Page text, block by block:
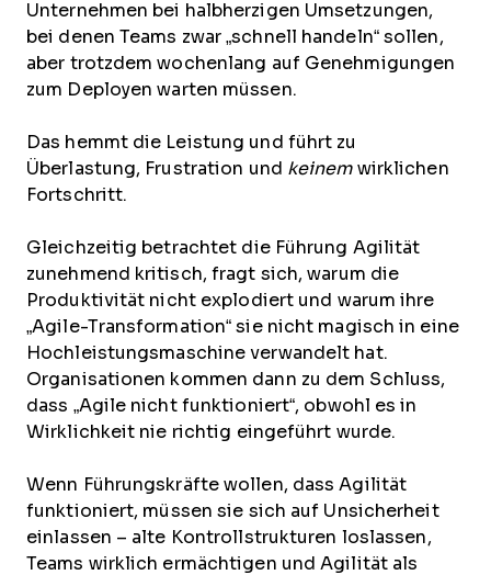
Unternehmen bei halbherzigen Umsetzungen,
bei denen Teams zwar „schnell handeln“ sollen,
aber trotzdem wochenlang auf Genehmigungen
zum Deployen warten müssen.
Das hemmt die Leistung und führt zu
Überlastung, Frustration und keinemwirklichen
Fortschritt.
Gleichzeitig betrachtet die Führung Agilität
zunehmend kritisch, fragt sich, warum die
Produktivität nicht explodiert und warum ihre
„Agile-Transformation“ sie nicht magisch in eine
Hochleistungsmaschine verwandelt hat.
Organisationen kommen dann zu dem Schluss,
dass „Agile nicht funktioniert“, obwohl es in
Wirklichkeit nie richtig eingeführt wurde.
Wenn Führungskräfte wollen, dass Agilität
funktioniert, müssen sie sich auf Unsicherheit
einlassen – alte Kontrollstrukturen loslassen,
Teams wirklich ermächtigen und Agilität als